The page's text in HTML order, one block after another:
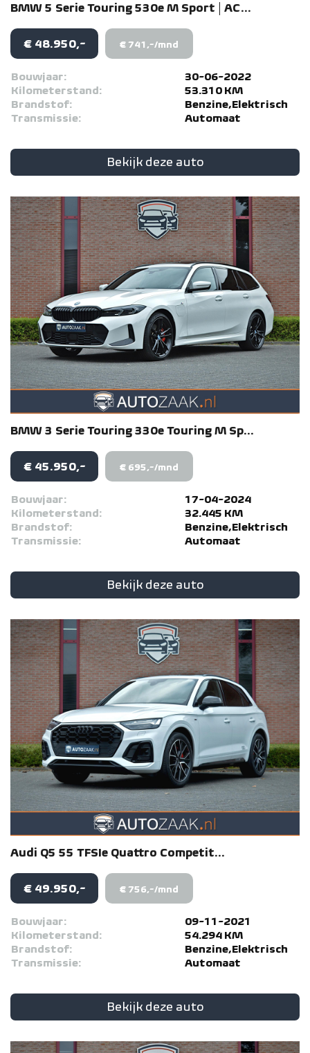
BMW 5 Serie Touring 530e M Sport | AC...
€ 48.950,- € 741,-/mnd
Bouwjaar:
30-06-2022
Kilometerstand:
53.310 KM
Brandstof:
Benzine,Elektrisch
Transmissie:
Automaat
Bekijk deze auto
BMW 3 Serie Touring 330e Touring M Sp...
€ 45.950,- € 695,-/mnd
Bouwjaar:
17-04-2024
Kilometerstand:
32.445 KM
Brandstof:
Benzine,Elektrisch
Transmissie:
Automaat
Bekijk deze auto
Audi Q5 55 TFSIe Quattro Competit...
€ 49.950,- € 756,-/mnd
Bouwjaar:
09-11-2021
Kilometerstand:
54.294 KM
Brandstof:
Benzine,Elektrisch
Transmissie:
Automaat
Bekijk deze auto